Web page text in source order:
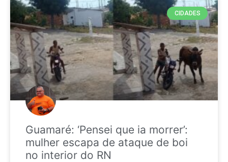
CIDADES
Guamaré: ‘Pensei que ia morrer’:
mulher escapa de ataque de boi
no interior do RN